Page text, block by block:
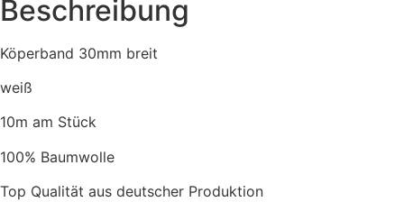
Beschreibung
Köperband 30mm breit
weiß
10m am Stück
100% Baumwolle
Top Qualität aus deutscher Produktion